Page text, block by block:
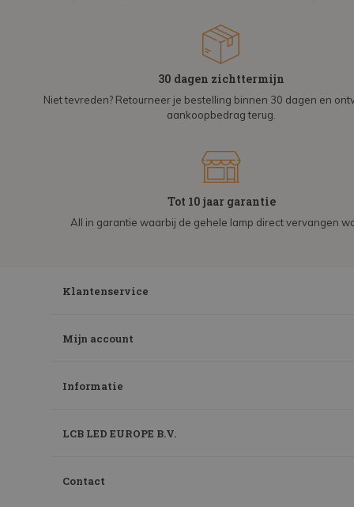
30 dagen zichttermijn
Niet tevreden? Retourneer je bestelling binnen 30 dagen en
aankoopbedrag terug.
Tot 10 jaar garantie
All in garantie waarbij de gehele lamp direct vervangen
Klantenservice
Mijn account
Informatie
LCB LED EUROPE B.V.
Contact